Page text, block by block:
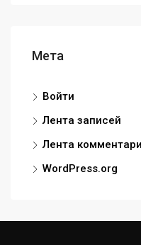
Мета
Войти
Лента записей
Лента
WordPress.org